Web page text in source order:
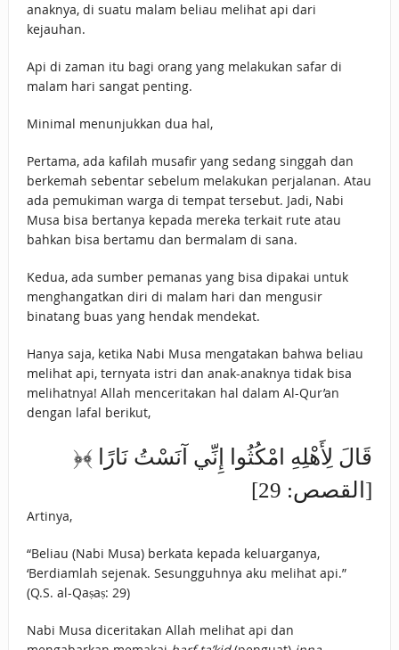
anaknya, di suatu malam beliau melihat api dari
kejauhan.
Api di zaman itu bagi orang yang melakukan safar di
malam hari sangat penting.
Minimal menunjukkan dua hal,
Pertama, ada kafilah musafir yang sedang singgah dan
berkemah sebentar sebelum melakukan perjalanan. Atau
ada pemukiman warga di tempat tersebut. Jadi, Nabi
Musa bisa bertanya kepada mereka terkait rute atau
bahkan bisa bertamu dan bermalam di sana.
Kedua, ada sumber pemanas yang bisa dipakai untuk
menghangatkan diri di malam hari dan mengusir
binatang buas yang hendak mendekat.
Hanya saja, ketika Nabi Musa mengatakan bahwa beliau
melihat api, ternyata istri dan anak-anaknya tidak bisa
melihatnya! Allah menceritakan hal dalam Al-Qur’an
dengan lafal berikut,
﴿قَالَ لِأَهْلِهِ امْكُثُوا إِنِّي ‌آنَسْتُ نَارًا ﴾
[القصص: 29]
Artinya,
“Beliau (Nabi Musa) berkata kepada keluarganya,
‘Berdiamlah sejenak. Sesungguhnya aku melihat api.”
(Q.S. al-Qaṣaṣ: 29)
Nabi Musa diceritakan Allah melihat api dan